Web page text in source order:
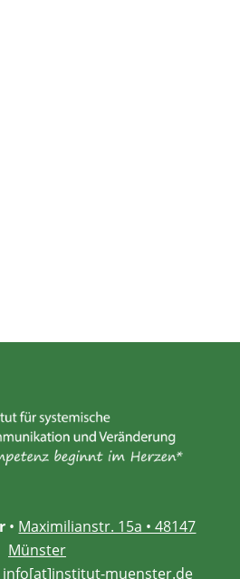
• Maximilianstr. 15a • 48147
Münster
info[at]institut-muenster.de